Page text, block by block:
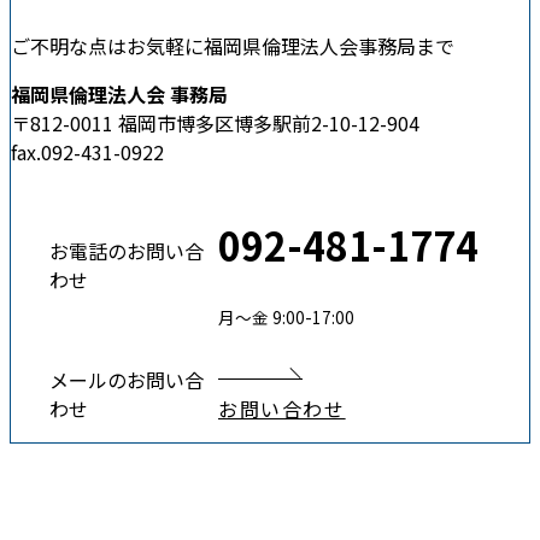
ご不明な点はお気軽に福岡県倫理法人会事務局まで
福岡県倫理法人会 事務局
〒812-0011 福岡市博多区博多駅前2-10-12-904
fax.092-431-0922
お電話のお問い合
わせ
092-481-1774
月〜金 9:00-17:00
メールのお問い合
わせ
お問い合わせ